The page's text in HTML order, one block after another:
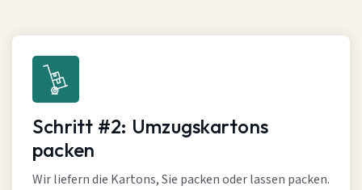
Schritt #2: Umzugskartons
packen
Wir liefern die Kartons, Sie packen oder lassen packen.